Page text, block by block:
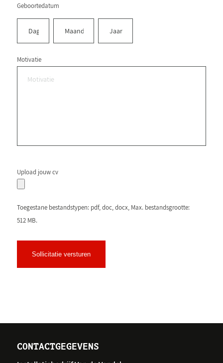
Geboortedatum
Motivatie
Upload jouw cv
Toegestane bestandstypen: pdf, doc, docx, Max. bestandsgrootte:
512 MB.
Sollicitatie versturen
CONTACTGEGEVENS